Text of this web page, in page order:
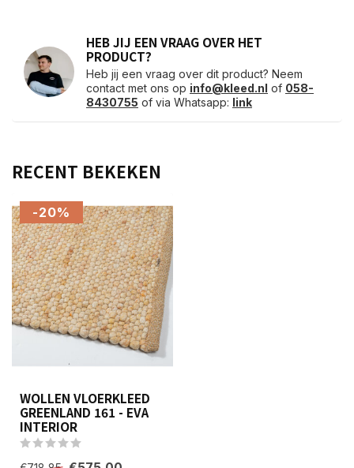
HEB JIJ EEN VRAAG OVER HET
PRODUCT?
Heb jij een vraag over dit product? Neem
contact met ons op info@kleed.nl of 058-
8430755 of via Whatsapp: link
RECENT BEKEKEN
-20%
WOLLEN VLOERKLEED
GREENLAND 161 - EVA
INTERIOR